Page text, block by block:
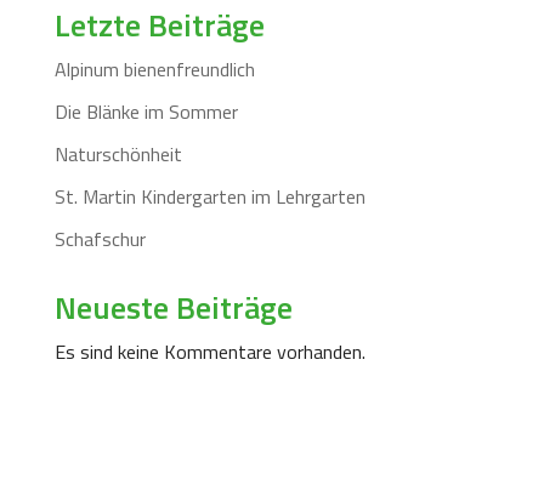
Letzte Beiträge
Alpinum bienenfreundlich
Die Blänke im Sommer
Naturschönheit
St. Martin Kindergarten im Lehrgarten
Schafschur
Neueste Beiträge
Es sind keine Kommentare vorhanden.